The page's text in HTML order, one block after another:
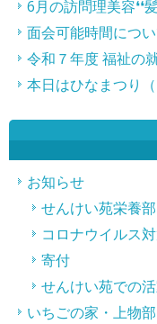
へ
の
リ
6月の訪問理美容❛❛
面会可能時間につい
令和７年度 福祉の
本日はひなまつり
お知らせ
せんけい苑栄養部
コロナウイルス
寄付
せんけい苑での
いちごの家・上物部